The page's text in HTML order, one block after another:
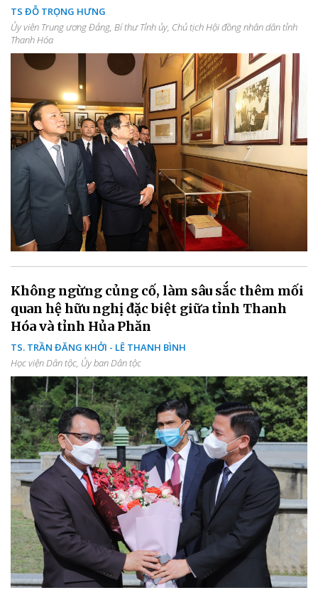
TS ĐỖ TRỌNG HƯNG
Ủy viên Trung ương Đảng, Bí thư Tỉnh ủy, Chủ tịch Hội đồng nhân dân tỉnh
Thanh Hóa
Không ngừng củng cố, làm sâu sắc thêm mối
quan hệ hữu nghị đặc biệt giữa tỉnh Thanh
Hóa và tỉnh Hủa Phăn
TS. TRẦN ĐĂNG KHỞI - LÊ THANH BÌNH
Học viện Dân tộc, Ủy ban Dân tộc